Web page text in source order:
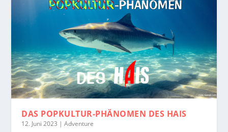
DAS POPKULTUR-PHÄNOMEN DES HAIS
12. Juni 2023 |Adventure